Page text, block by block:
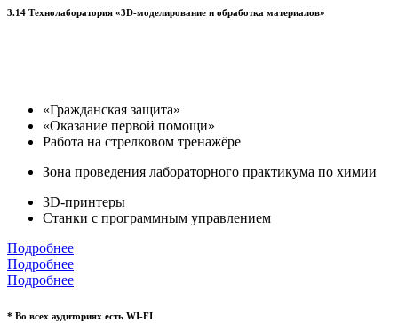
3.14 Технолаборатория «3D-моделирование и обработка материалов»
«Гражданская защита»
«Оказание первой помощи»
Работа на стрелковом тренажёре
Зона проведения лабораторного практикума по химии
3D-принтеры
Станки с программным управлением
Подробнее
Подробнее
Подробнее
* Во всех аудиториях есть WI-FI